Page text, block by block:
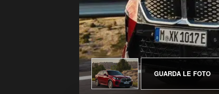
GUARDA LE FOTO